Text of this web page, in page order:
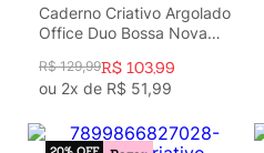
Caderno Criativo Argolado
Office Duo Bossa Nova
Pontos Off White
R$ 129,99R$ 103,99
ou 2x de R$ 51,99